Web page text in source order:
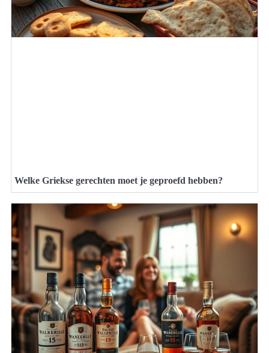
Welke Griekse gerechten moet je geproefd hebben?